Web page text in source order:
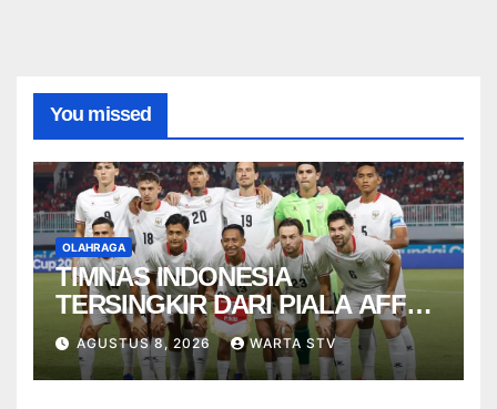
You missed
OLAHRAGA
TIMNAS INDONESIA
TERSINGKIR DARI PIALA AFF
2026
AGUSTUS 8, 2026 WARTA STV